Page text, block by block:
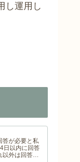
し運用し
が必要と私
日以内に回答
以外は回答い